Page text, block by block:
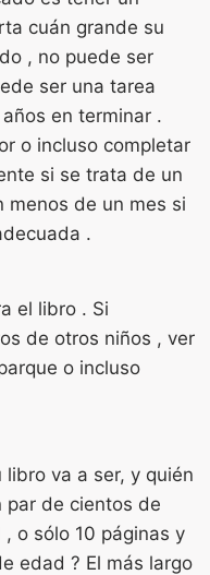
cuán grande su
, no puede ser
ser una tarea
en terminar .
o incluso completar
si se trata de un
menos de un mes si
.
el libro . Si
de otros niños , ver
o incluso
va a ser, y quién
par de cientos de
o sólo 10 páginas y
edad ? El más largo